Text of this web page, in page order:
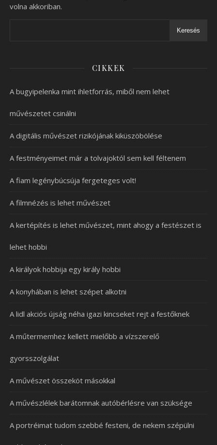
volna akkoriban.
Keresés
CIKKEK
A bugyipelenka mint ihletforrás, miből nem lehet
művészetet csinálni
A digitális művészet rizikójának kiküszöbölése
A festményeimet már a tolvajoktól sem kell féltenem
A fiam legénybúcsúja fergeteges volt!
A filmnézés is lehet művészet
A kertépítés is lehet művészet, mint ahogy a festészet is
lehet hobbi
A királyok hobbija egy király hobbi
A konyhában is lehet szépet alkotni
A lidl akciós újság néha igazi kincseket rejt a festőknek
A műtermemhez kellett mielőbb a vízszerelő
gyorsszolgálat
A művészet összeköt másokkal
A művészlélek barátomnak autóbérlésre van szüksége
A portréimat tudom szebbé festeni, de nekem szépülni